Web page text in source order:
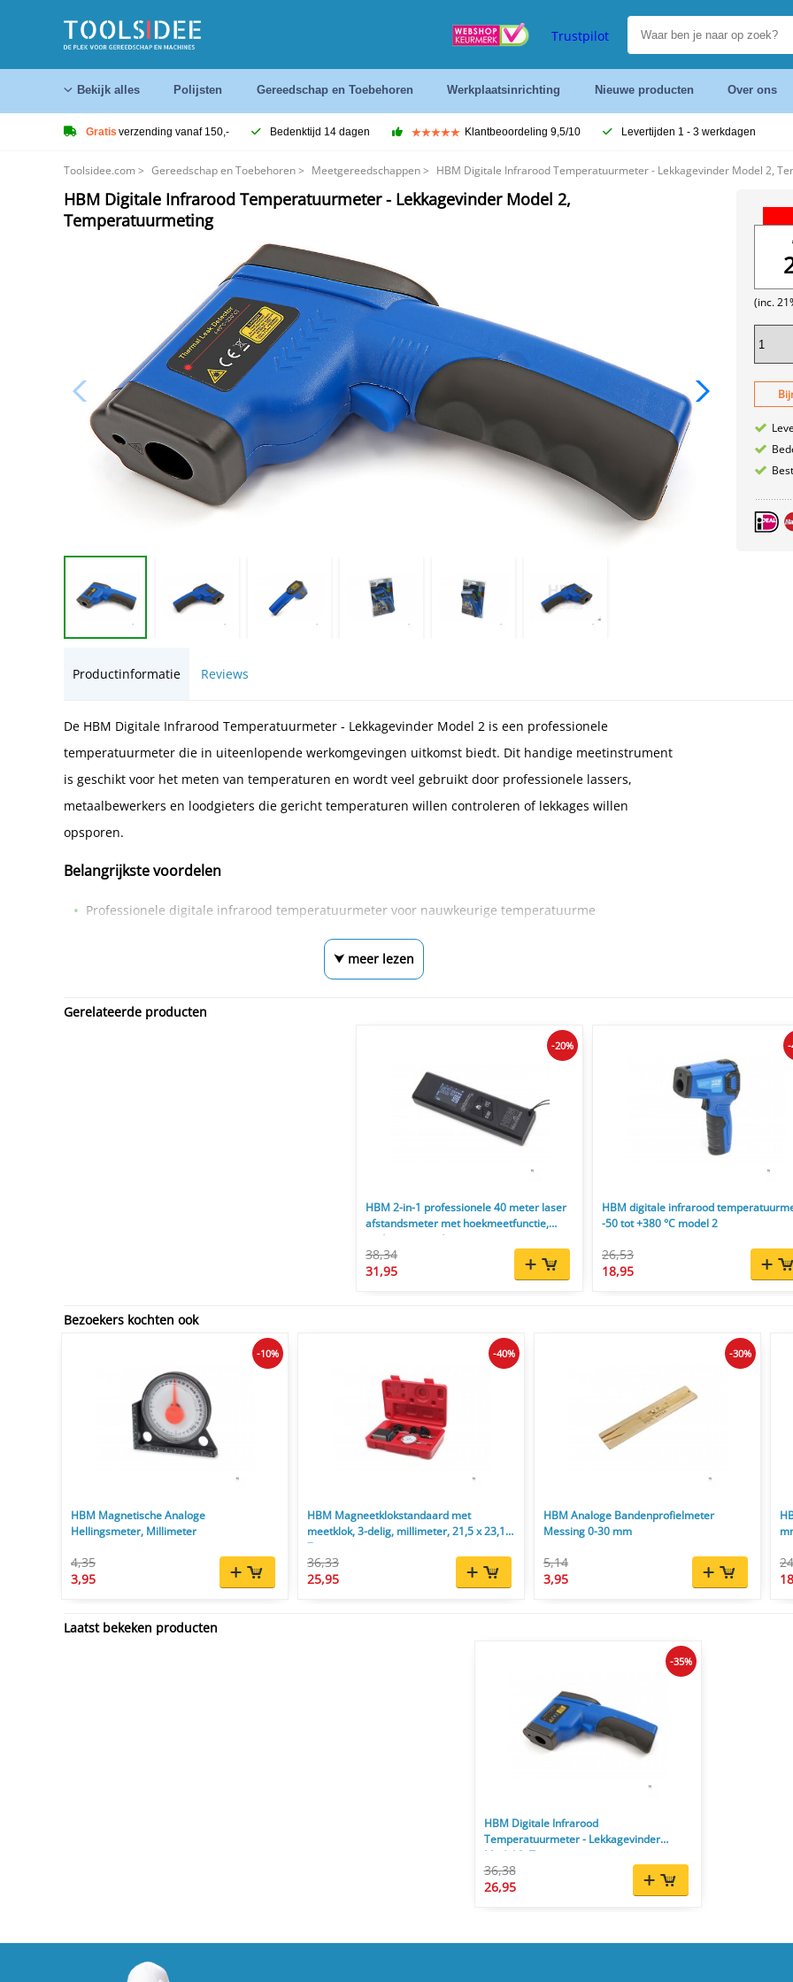
Trustpilot
Bekijk alles Polijsten Gereedschap en Toebehoren Werkplaatsinrichting Nieuwe producten Over ons
Gratis verzending vanaf 150,- Bedenktijd 14 dagen Klantbeoordeling 9,5/10 Levertijden 1 - 3 werkdagen
Toolsidee.com > Gereedschap en Toebehoren> Meetgereedschappen> HBM Digitale Infrarood Temperatuurmeter - Lekkagevinder Model 2,
HBM Digitale Infrarood Temperatuurmeter - Lekkagevinder Model 2,
Temperatuurmeting
(inc.
Productinformatie Reviews
De HBM Digitale Infrarood Temperatuurmeter - Lekkagevinder Model 2 is een professionele
temperatuurmeter die in uiteenlopende werkomgevingen uitkomst biedt. Dit handige meetinstrument
is geschikt voor het meten van temperaturen en wordt veel gebruikt door professionele lassers,
metaalbewerkers en loodgieters die gericht temperaturen willen controleren of lekkages willen
opsporen.
Belangrijkste voordelen
Professionele digitale infrarood temperatuurmeter voor nauwkeurige temperatuurme
⮟ meer lezen
Gerelateerde producten
HBM 2-in-1 professionele 40 meter laser
afstandsmeter met hoekmeetfunctie,
cm/mm en graden
38,34
31,95
-20%
HBM digitale infrarood
-50 tot +380 °C model 2
26,53
18,95
-
Bezoekers kochten ook
HBM Magnetische Analoge
Hellingsmeter, Millimeter
4,35
3,95
-10%
HBM Magneetklokstandaard met
meetklok, 3-delig, millimeter, 21,5 x 23,1 x
7 cm
36,33
25,95
-40%
HBM Analoge Bandenprofielmeter
Messing 0-30 mm
5,14
3,95
-30%
Laatst bekeken producten
HBM Digitale Infrarood
Temperatuurmeter - Lekkagevinder
Model 2, Temperatuurmeting
36,38
26,95
-35%